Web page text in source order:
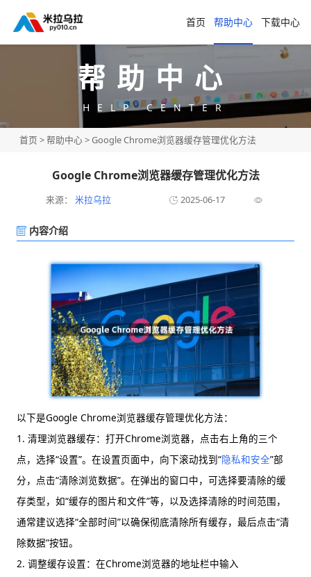
首页 帮助中心 下载中心
帮助中心
HELP CENTER
首页 >帮助中心> Google Chrome浏览器缓存管理优化方法
Google Chrome浏览器缓存管理优化方法
来源： 米拉乌拉 2025-06-17
内容介绍
以下是Google Chrome浏览器缓存管理优化方法：
1. 清理浏览器缓存：打开Chrome浏览器，点击右上角的三个
点，选择“设置”。在设置页面中，向下滚动找到“隐私和安全”部
分，点击“清除浏览数据”。在弹出的窗口中，可选择要清除的缓
存类型，如“缓存的图片和文件”等，以及选择清除的时间范围，
通常建议选择“全部时间”以确保彻底清除所有缓存，最后点击“清
除数据”按钮。
2. 调整缓存设置：在Chrome浏览器的地址栏中输入